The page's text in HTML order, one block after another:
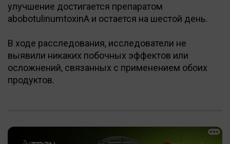
улучшение достигается препаратом
abobotulinumtoxinA и остается на шестой день.
В ходе расследования, исследователи не
выявили никаких побочных эффектов или
осложнений, связанных с применением обоих
продуктов.